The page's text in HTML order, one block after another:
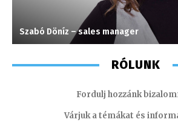
Szabó Döníz – sales manager
RÓLUNK
Fordulj hozzánk
Várjuk a témákat és